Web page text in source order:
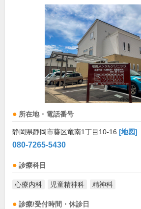
所在地・電話番号
静岡県静岡市葵区竜南1丁目10-16 [地図]
080-7265-5430
診療科目
心療内科 児童精神科 精神科
診療/受付時間・休診日